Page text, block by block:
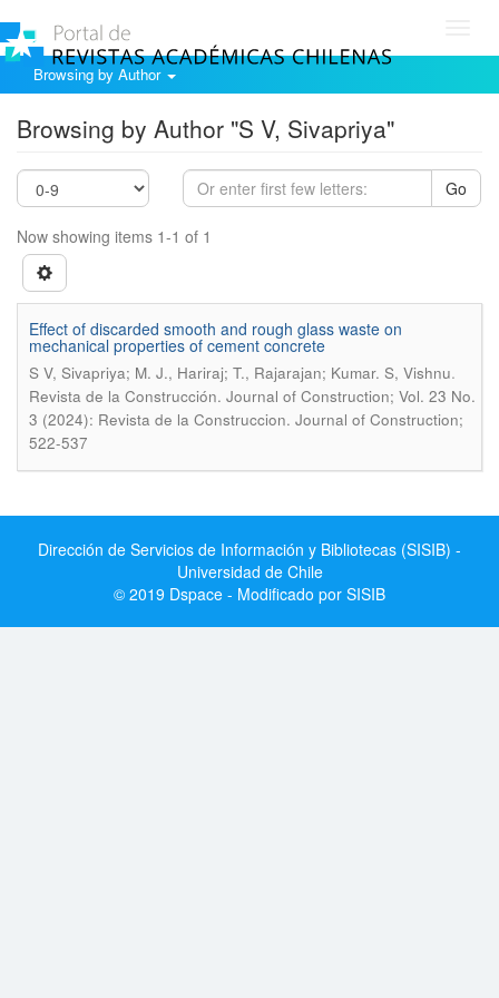
Browsing by Author
Browsing by Author "S V, Sivapriya"
Go
Now showing items 1-1 of 1
Effect of discarded smooth and rough glass waste on
mechanical properties of cement concrete
S V, Sivapriya; M. J., Hariraj; T., Rajarajan; Kumar. S, Vishnu.
Revista de la Construcción. Journal of Construction; Vol. 23 No.
3 (2024): Revista de la Construccion. Journal of Construction;
522-537
Dirección de Servicios de Información y Bibliotecas (SISIB) -
Universidad de Chile
© 2019 Dspace - Modificado por SISIB